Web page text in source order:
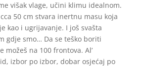
višak vlage, učini klimu idealnom.
50 cm stvara inertnu masu koja
kao i ugrijavanje. I još svašta
gdje smo… Da se teško boriti
možeš na 100 frontova. Al’
izbor po izbor, dobar osjećaj po